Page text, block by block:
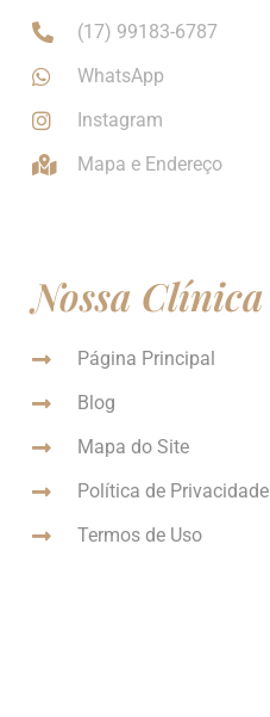
(17) 99183-6787
WhatsApp
Instagram
Mapa e Endereço
Nossa Clínica
Página Principal
Blog
Mapa do Site
Política de Privacidade
Termos de Uso